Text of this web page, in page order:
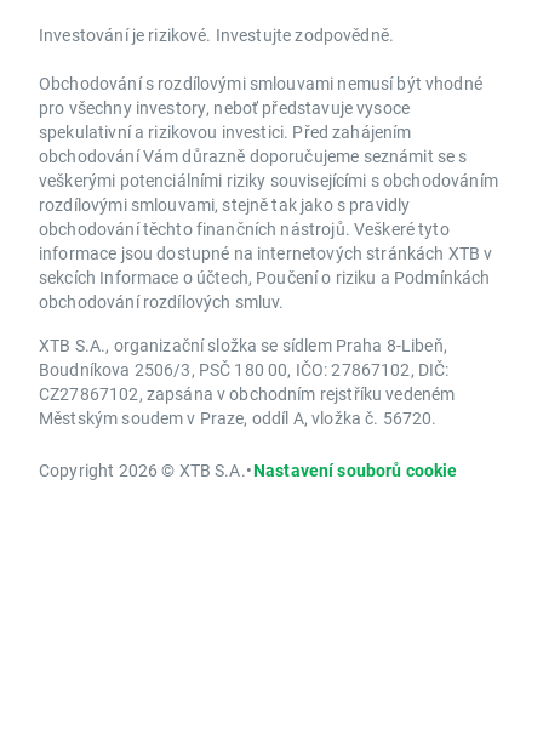
Investování je rizikové. Investujte zodpovědně.
Obchodování s rozdílovými smlouvami nemusí být vhodné
pro všechny investory, neboť představuje vysoce
spekulativní a rizikovou investici. Před zahájením
obchodování Vám důrazně doporučujeme seznámit se s
veškerými potenciálními riziky souvisejícími s obchodováním
rozdílovými smlouvami, stejně tak jako s pravidly
obchodování těchto finančních nástrojů. Veškeré tyto
informace jsou dostupné na internetových stránkách XTB v
sekcích Informace o účtech, Poučení o riziku a Podmínkách
obchodování rozdílových smluv.
XTB S.A., organizační složka se sídlem Praha 8-Libeň,
Boudníkova 2506/3, PSČ 180 00, IČO: 27867102, DIČ:
CZ27867102, zapsána v obchodním rejstříku vedeném
Městským soudem v Praze, oddíl A, vložka č. 56720.
Copyright 2026 © XTB S.A.•Nastavení souborů cookie